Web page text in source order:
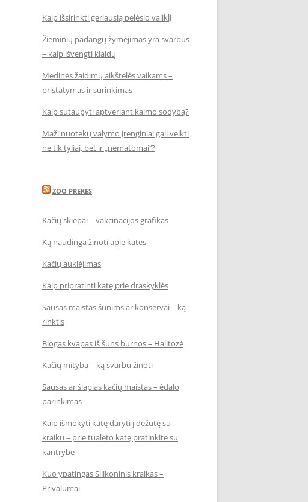
Kaip išsirinkti geriausią pelėsio valiklį
Žieminių padangų žymėjimas yra svarbus
– kaip išvengti klaidų
Medinės žaidimų aikštelės vaikams –
pristatymas ir surinkimas
Kaip sutaupyti aptveriant kaimo sodybą?
Maži nuotekų valymo įrenginiai gali veikti
ne tik tyliai, bet ir „nematomai‘‘?
ZOO PREKES
Kačių skiepai – vakcinacijos grafikas
Ką naudinga žinoti apie kates
Kačių auklėjimas
Kaip pripratinti katę prie draskyklės
Sausas maistas šunims ar konservai – ką
rinktis
Blogas kvapas iš šuns burnos – Halitozė
Kačių mityba – ką svarbu žinoti
Sausas ar šlapias kačių maistas – ėdalo
parinkimas
Kaip išmokyti katę daryti į dėžutę su
kraiku – prie tualeto katę pratinkite su
kantrybe
Kuo ypatingas Silikoninis kraikas –
Privalumai